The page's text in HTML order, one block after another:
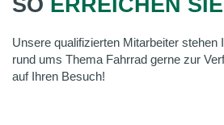
SO ERREICHEN
Unsere qualifizierten Mitarbeiter stehen
rund ums Thema Fahrrad gerne zur
auf Ihren Besuch!